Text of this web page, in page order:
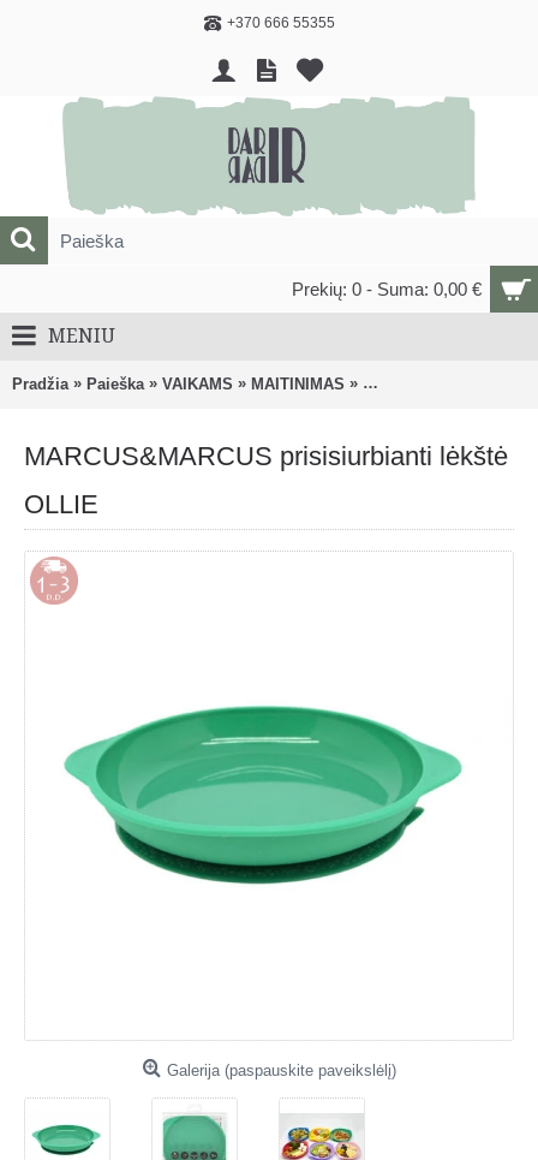
+370 666 55355
Prekių: 0 - Suma: 0,00 €
MENIU
Pradžia » Paieška » VAIKAMS » MAITINIMAS » Vaikiški dubenėliai,
MARCUS&MARCUS prisisiurbianti lėkštė
OLLIE
Galerija (paspauskite paveikslėlį)